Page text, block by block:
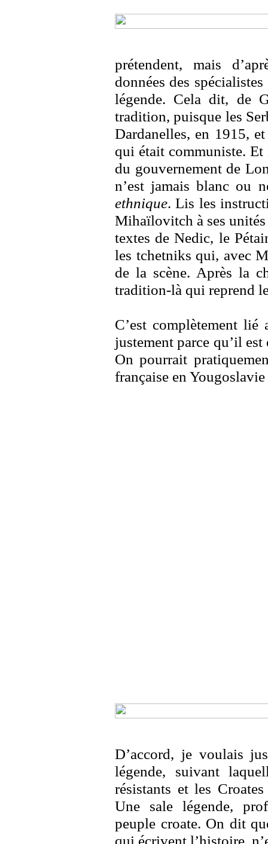
prétendent, mais
données des
légende. Cela dit, de
tradition, puisque les
Dardanelles, en 1915,
qui était communiste.
du gouvernement de
n’est jamais blanc ou
ethnique. Lis les
Mihaïlovitch à ses
textes de Nedic, le
les tchetniks qui, avec
de la scène. Après la
tradition-là qui reprend
C’est complètement
justement parce qu’il
On pourrait
française en
D’accord, je voulais
légende, suivant
résistants et les
Une sale légende,
peuple croate. On dit
qui écrivent l’histoire,